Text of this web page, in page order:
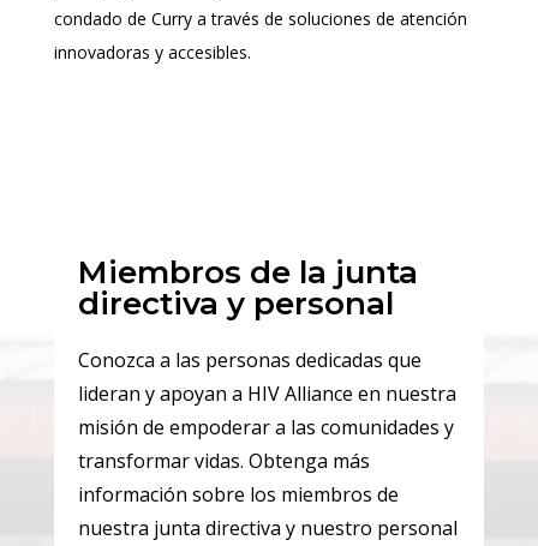
condado de Curry a través de soluciones de atención
innovadoras y accesibles.
Miembros de la junta
directiva y personal
Conozca a las personas dedicadas que
lideran y apoyan a HIV Alliance en nuestra
misión de empoderar a las comunidades y
transformar vidas. Obtenga más
información sobre los miembros de
nuestra junta directiva y nuestro personal